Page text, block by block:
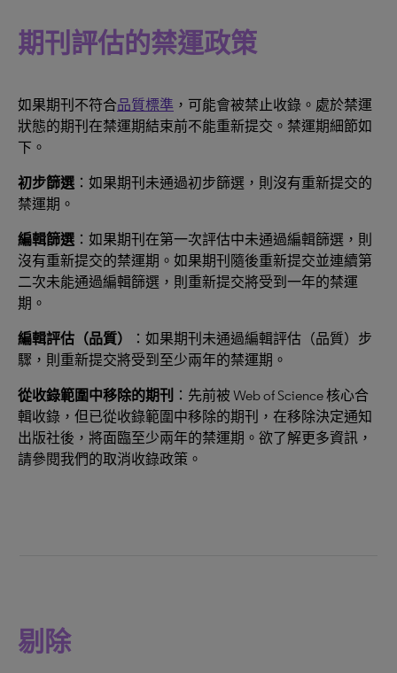
期刊評估的禁運政策
如果期刊不符合品質標準 ，可能會被禁止收錄。處於禁運
狀態的期刊在禁運期結束前不能重新提交。禁運期細節如
下。
初步篩選 ：如果期刊未通過初步篩選，則沒有重新提交的
禁運期。
編輯篩選 ：如果期刊在第一次評估中未通過編輯篩選，則
沒有重新提交的禁運期。如果期刊隨後重新提交並連續第
二次未能通過編輯篩選，則重新提交將受到一年的禁運
期。
編輯評估（品質）
：如果期刊未通過編輯評估（品質）步
驟，則重新提交將受到至少兩年的禁運期。
從收錄範圍中移除的期刊 ：先前被 Web of Science 核心合
輯收錄，但已從收錄範圍中移除的期刊，在移除決定通知
出版社後，將面臨至少兩年的禁運期。欲了解更多資訊，
請參閱我們的取消收錄政策。
剔除